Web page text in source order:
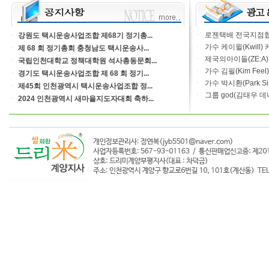
ㆍ 강원도 택시운송사업조합 제68기 정기총...
ㆍ 제 68 회 정기총회 충청남도 택시운송사...
ㆍ 국립인천대학교 정책대학원 석사총동문회...
ㆍ 경기도 택시운송사업조합 제 68 회 정기...
ㆍ 제45회 인천광역시 택시운송사업조합 정...
ㆍ 2024 인천광역시 새마을지도자대회 축하...
ㆍ
로젠택배 전국지점
ㆍ
가수 케이윌(Kwill)
ㆍ
제국의아이들
ㆍ
가수 김필(Kim
ㆍ
가수 박시환(Park
ㆍ
그룹 god(김태우 데